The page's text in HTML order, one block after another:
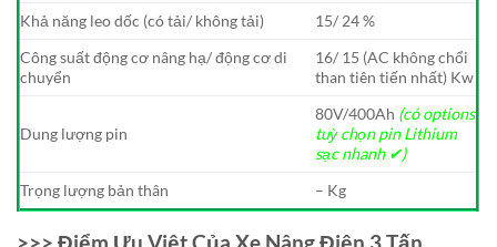
Khả năng leo dốc (có tải/ không tải)
15/ 24 %
Công suất động cơ nâng hạ/ động cơ di
chuyển
16/ 15 (AC không chổi
than tiên tiến nhất) Kw
Dung lượng pin
80V/400Ah (có options
tuỳ chọn pin Lithium
sạc nhanh ✔)
Trọng lượng bản thân
– Kg